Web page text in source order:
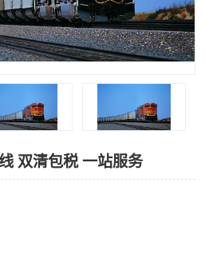
双清包税 一站服务